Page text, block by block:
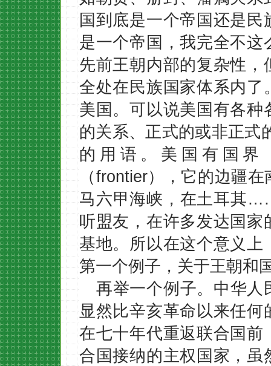
国到底是一个帝国还是
是一个帝国，我完全不
先前王朝内部的复杂性
全处在民族国家体系内
美国。可以说美国有各
的关系、正式的或非正式
的用语。美国有国界
（frontier），它的边疆
马六甲海峡，在土耳其
听盟友，在许多发达国
基地。所以在这个意义
第一个例子，关于王朝和
再举一个例子。中华人
显然比辛亥革命以来任
在七十年代重返联合国
合国接纳的主权国家，